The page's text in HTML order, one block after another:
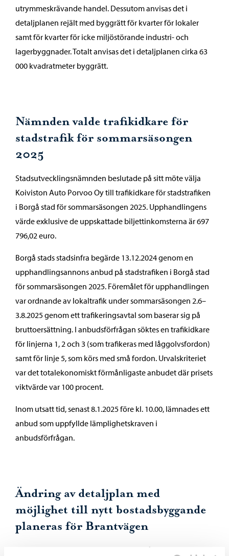
utrymmeskrävande handel. Dessutom anvisas det i
detaljplanen rejält med byggrätt för kvarter för lokaler
samt för kvarter för icke miljöstörande industri- och
lagerbyggnader. Totalt anvisas det i detaljplanen cirka 63
000 kvadratmeter byggrätt.
Nämnden valde trafikidkare för
stadstrafik för sommarsäsongen
2025
Stadsutvecklingsnämnden beslutade på sitt möte välja
Koiviston Auto Porvoo Oy till trafikidkare för stadstrafiken
i Borgå stad för sommarsäsongen 2025. Upphandlingens
värde exklusive de uppskattade biljettinkomsterna är 697
796,02 euro.
Borgå stads stadsinfra begärde 13.12.2024 genom en
upphandlingsannons anbud på stadstrafiken i Borgå stad
för sommarsäsongen 2025. Föremålet för upphandlingen
var ordnande av lokaltrafik under sommarsäsongen 2.6–
3.8.2025 genom ett trafikeringsavtal som baserar sig på
bruttoersättning. I anbudsförfrågan söktes en trafikidkare
för linjerna 1, 2 och 3 (som trafikeras med låggolvsfordon)
samt för linje 5, som körs med små fordon. Urvalskriteriet
var det totalekonomiskt förmånligaste anbudet där prisets
viktvärde var 100 procent.
Inom utsatt tid, senast 8.1.2025 före kl. 10.00, lämnades ett
anbud som uppfyllde lämplighetskraven i
anbudsförfrågan.
Ändring av detaljplan med
möjlighet till nytt bostadsbyggande
planeras för Brantvägen
Stadsutvecklingsnämnden beslutade på sitt möte